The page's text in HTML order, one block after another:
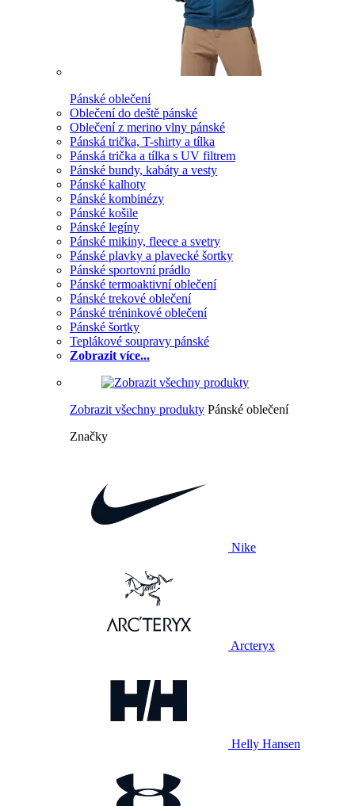
Pánské oblečení
Oblečení do deště pánské
Oblečení z merino vlny pánské
Pánská trička, T-shirty a tílka
Pánská trička a tílka s UV filtrem
Pánské bundy, kabáty a vesty
Pánské kalhoty
Pánské kombinézy
Pánské košile
Pánské legíny
Pánské mikiny, fleece a svetry
Pánské plavky a plavecké šortky
Pánské sportovní prádlo
Pánské termoaktivní oblečení
Pánské trekové oblečení
Pánské tréninkové oblečení
Pánské šortky
Teplákové soupravy pánské
Zobrazit více...
Zobrazit všechny produkty Pánské oblečení
Značky
Nike
Arcteryx
Helly Hansen